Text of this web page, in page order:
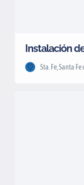
Instalación
Sta. Fe, Santa